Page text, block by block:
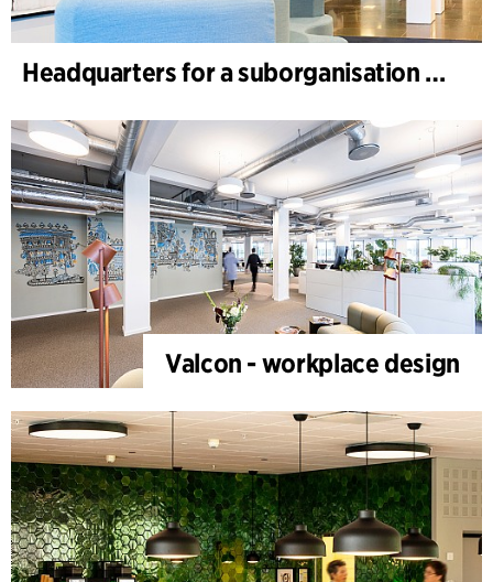
Headquarters for a suborganisation of a global healthcare company
Valcon - workplace design